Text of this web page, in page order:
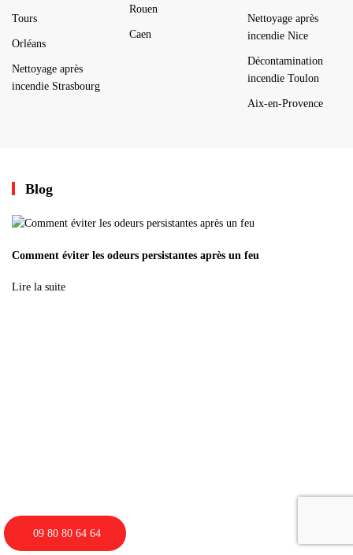
09 80 80 64 64
Tours
Orléans
Nettoyage après
incendie Strasbourg
Rouen
Caen
Nettoyage après
incendie Nice
Décontamination
incendie Toulon
Aix-en-Provence
Blog
Comment éviter les odeurs persistantes après un feu
Lire la suite